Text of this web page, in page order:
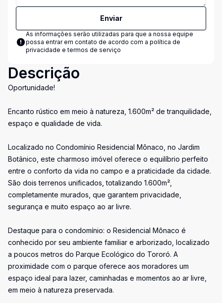
Enviar
As informações serão utilizadas para que a nossa equipe
possa entrar em contato de acordo com a política de
privacidade e termos de serviço
Descrição
Oportunidade!
Encanto rústico em meio à natureza, 1.600m² de tranquilidade,
espaço e qualidade de vida.
Localizado no Condomínio Residencial Mônaco, no Jardim
Botânico, este charmoso imóvel oferece o equilíbrio perfeito
entre o conforto da vida no campo e a praticidade da cidade.
São dois terrenos unificados, totalizando 1.600m²,
completamente murados, que garantem privacidade,
segurança e muito espaço ao ar livre.
Destaque para o condomínio: o Residencial Mônaco é
conhecido por seu ambiente familiar e arborizado, localizado
a poucos metros do Parque Ecológico do Tororó. A
proximidade com o parque oferece aos moradores um
espaço ideal para lazer, caminhadas e momentos ao ar livre,
em meio à natureza preservada.